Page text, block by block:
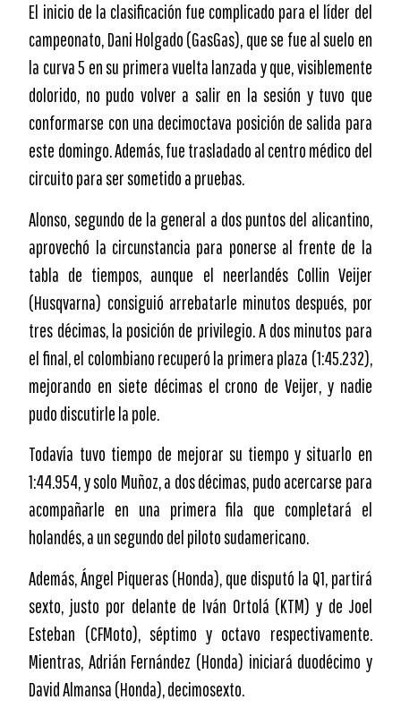
El inicio de la clasificación fue complicado para el líder del
campeonato, Dani Holgado (GasGas), que se fue al suelo en
la curva 5 en su primera vuelta lanzada y que, visiblemente
dolorido, no pudo volver a salir en la sesión y tuvo que
conformarse con una decimoctava posición de salida para
este domingo. Además, fue trasladado al centro médico del
circuito para ser sometido a pruebas.
Alonso, segundo de la general a dos puntos del alicantino,
aprovechó la circunstancia para ponerse al frente de la
tabla de tiempos, aunque el neerlandés Collin Veijer
(Husqvarna) consiguió arrebatarle minutos después, por
tres décimas, la posición de privilegio. A dos minutos para
el final, el colombiano recuperó la primera plaza (1:45.232),
mejorando en siete décimas el crono de Veijer, y nadie
pudo discutirle la pole.
Todavía tuvo tiempo de mejorar su tiempo y situarlo en
1:44.954, y solo Muñoz, a dos décimas, pudo acercarse para
acompañarle en una primera fila que completará el
holandés, a un segundo del piloto sudamericano.
Además, Ángel Piqueras (Honda), que disputó la Q1, partirá
sexto, justo por delante de Iván Ortolá (KTM) y de Joel
Esteban (CFMoto), séptimo y octavo respectivamente.
Mientras, Adrián Fernández (Honda) iniciará duodécimo y
David Almansa (Honda), decimosexto.